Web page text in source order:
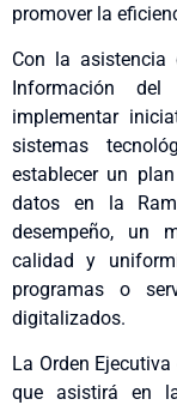
promover la
Con la asistencia
Información
implementar
sistemas
establecer un
datos en la
desempeño, un
calidad y
programas o
digitalizados.
La Orden
que asistirá en